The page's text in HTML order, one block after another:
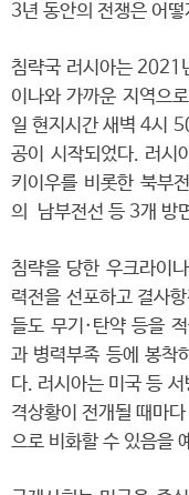
3년 동안의 전쟁은 어
침략국 러시아는 2021
이나와 가까운 지역으
일 현지시간 새벽 4시
공이 시작되었다. 러시
키이우를 비롯한 북부
의 남부전선 등 3개 방
침략을 당한 우크라이
력전을 선포하고 결사
들도 무기·탄약 등을
과 병력부족 등에 봉착
다. 러시아는 미국 등
격상황이 전개될 때마
으로 비화할 수 있음을